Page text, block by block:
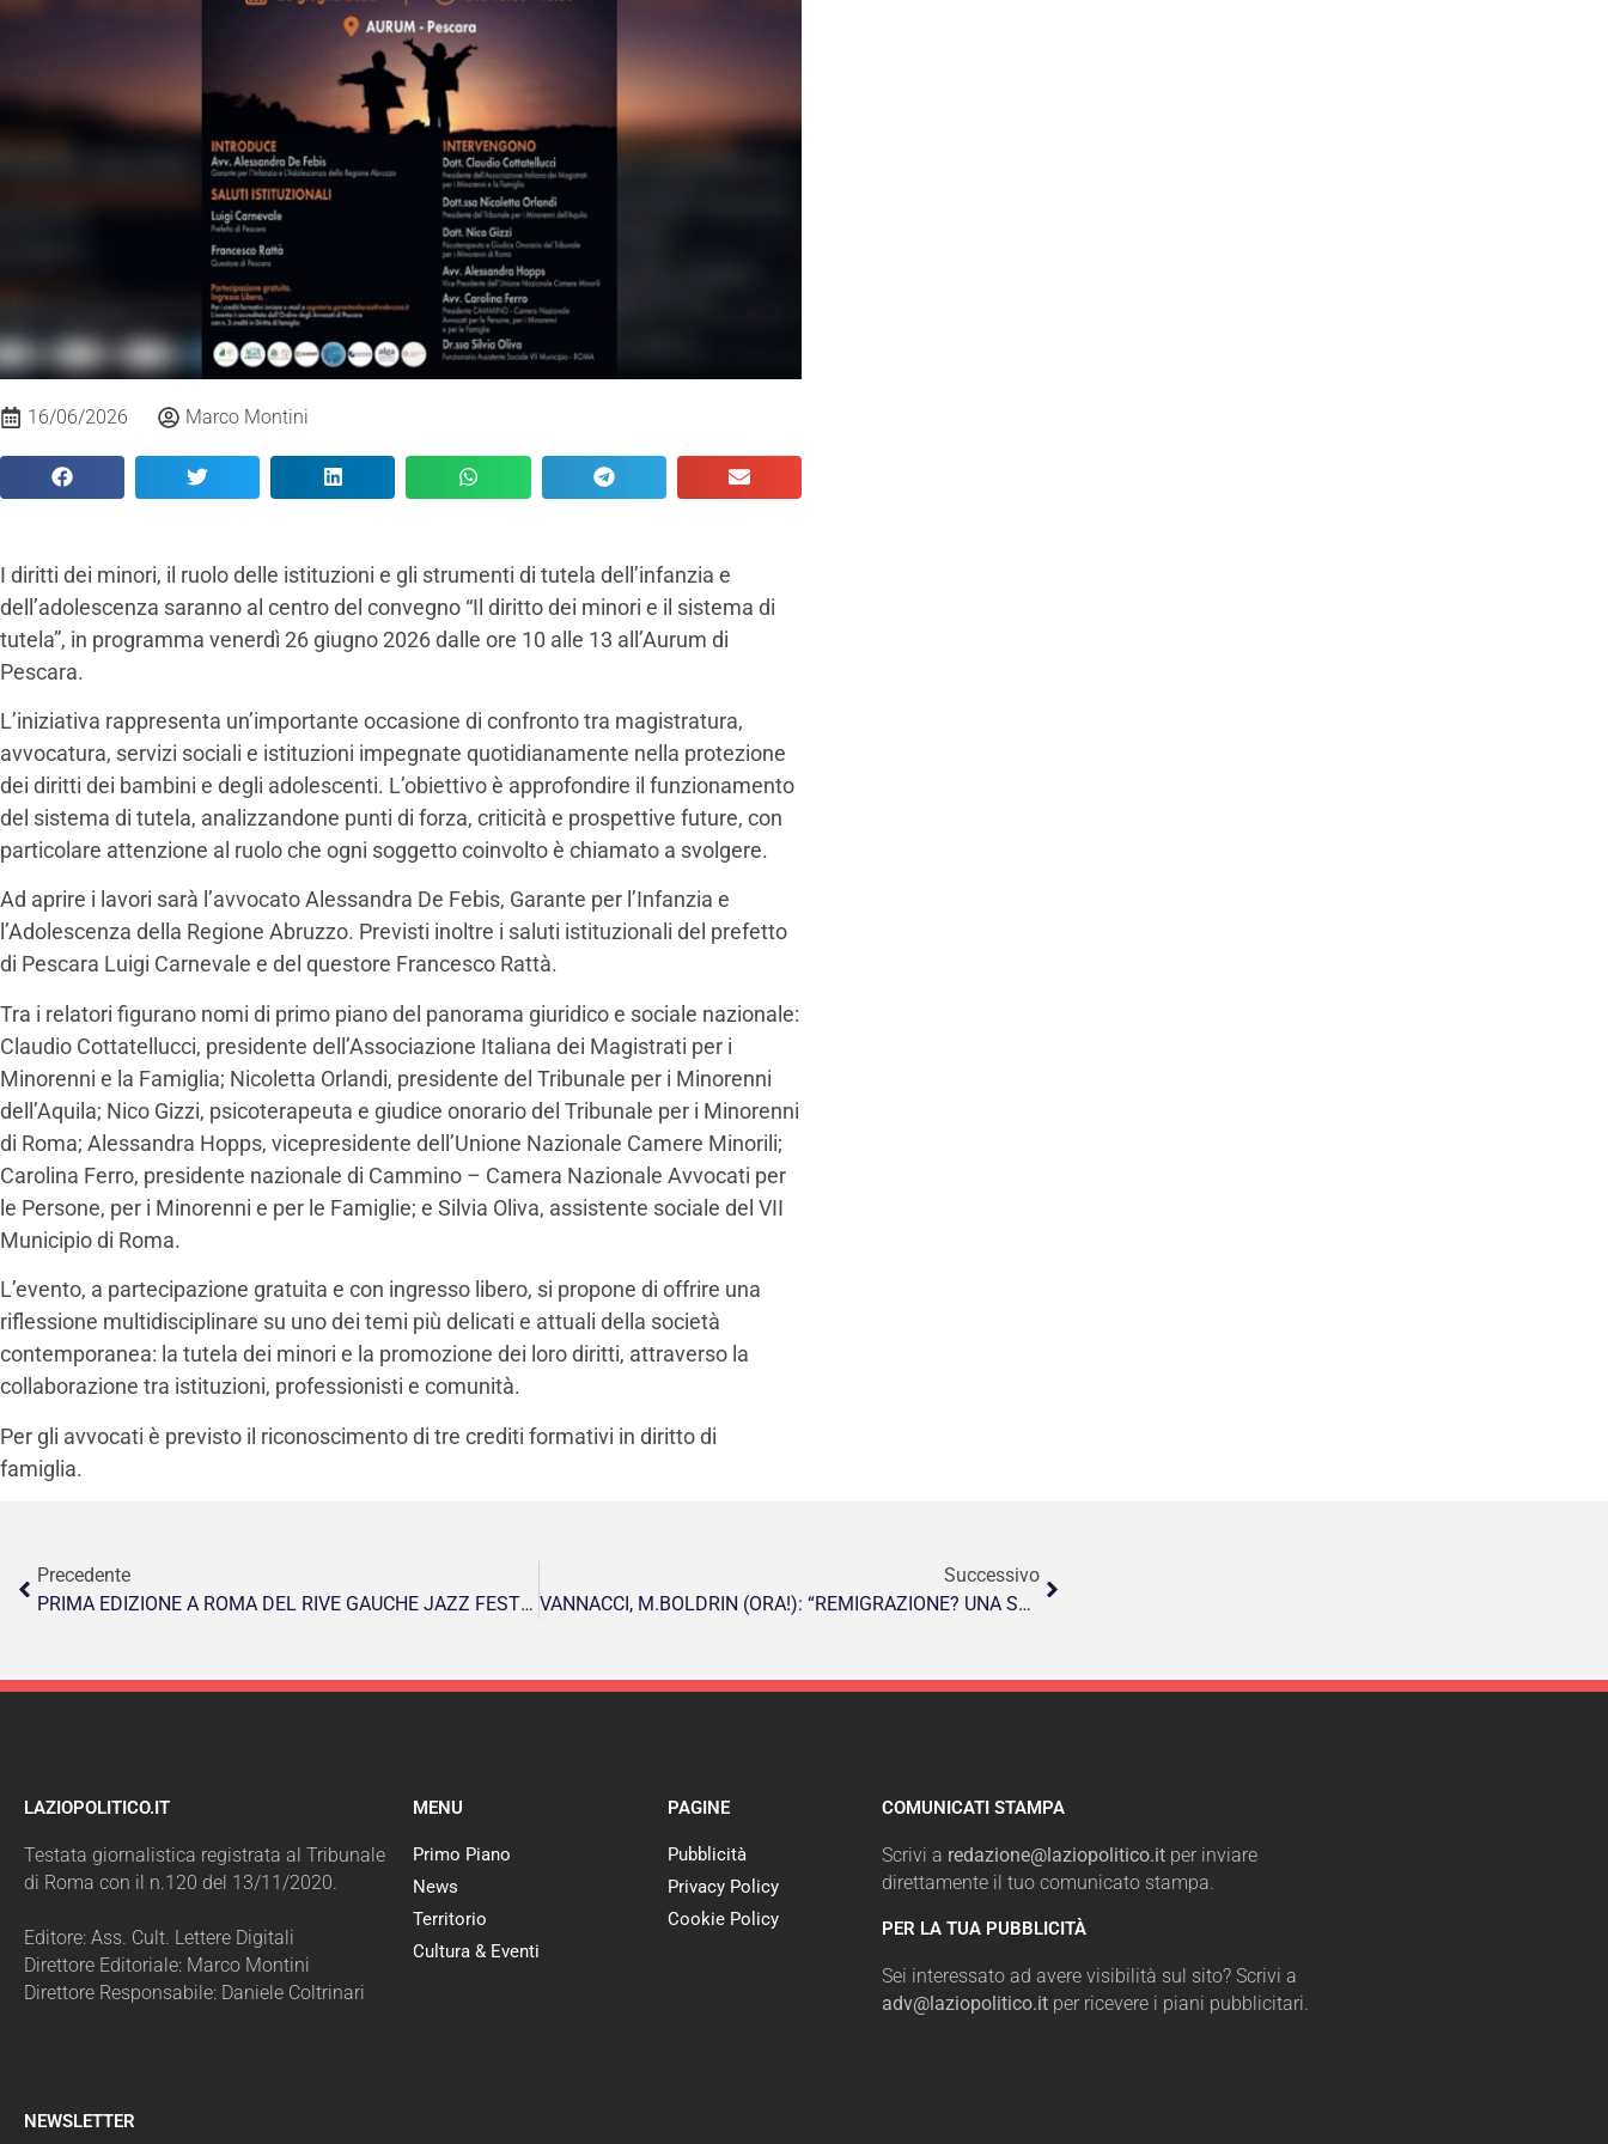
16/06/2026 Marco Montini
I diritti dei minori, il ruolo delle istituzioni e gli strumenti di tutela dell’infanzia e
dell’adolescenza saranno al centro del convegno “Il diritto dei minori e il sistema di
tutela”, in programma venerdì 26 giugno 2026 dalle ore 10 alle 13 all’Aurum di
Pescara.
L’iniziativa rappresenta un’importante occasione di confronto tra magistratura,
avvocatura, servizi sociali e istituzioni impegnate quotidianamente nella protezione
dei diritti dei bambini e degli adolescenti. L’obiettivo è approfondire il funzionamento
del sistema di tutela, analizzandone punti di forza, criticità e prospettive future, con
particolare attenzione al ruolo che ogni soggetto coinvolto è chiamato a svolgere.
Ad aprire i lavori sarà l’avvocato Alessandra De Febis, Garante per l’Infanzia e
l’Adolescenza della Regione Abruzzo. Previsti inoltre i saluti istituzionali del prefetto
di Pescara Luigi Carnevale e del questore Francesco Rattà.
Tra i relatori figurano nomi di primo piano del panorama giuridico e sociale nazionale:
Claudio Cottatellucci, presidente dell’Associazione Italiana dei Magistrati per i
Minorenni e la Famiglia; Nicoletta Orlandi, presidente del Tribunale per i Minorenni
dell’Aquila; Nico Gizzi, psicoterapeuta e giudice onorario del Tribunale per i Minorenni
di Roma; Alessandra Hopps, vicepresidente dell’Unione Nazionale Camere Minorili;
Carolina Ferro, presidente nazionale di Cammino – Camera Nazionale Avvocati per
le Persone, per i Minorenni e per le Famiglie; e Silvia Oliva, assistente sociale del VII
Municipio di Roma.
L’evento, a partecipazione gratuita e con ingresso libero, si propone di offrire una
riflessione multidisciplinare su uno dei temi più delicati e attuali della società
contemporanea: la tutela dei minori e la promozione dei loro diritti, attraverso la
collaborazione tra istituzioni, professionisti e comunità.
Per gli avvocati è previsto il riconoscimento di tre crediti formativi in diritto di
famiglia.
Precedente
PRIMA EDIZIONE A ROMA DEL RIVE GAUCHE JAZZ FESTIVAL DAL 19 AL 21 GIUGNO
Successivo
VANNACCI, M.BOLDRIN (ORA!): “REMIGRAZIONE? UNA SCEMENZA
LAZIOPOLITICO.IT
Testata giornalistica registrata al Tribunale
di Roma con il n.120 del 13/11/2020.
Editore: Ass. Cult. Lettere Digitali
Direttore Editoriale: Marco Montini
Direttore Responsabile: Daniele Coltrinari
MENU
Primo Piano
News
Territorio
Cultura & Eventi
PAGINE
Pubblicità
Privacy Policy
Cookie Policy
COMUNICATI STAMPA
Scrivi a redazione@laziopolitico.itper inviare
direttamente il tuo comunicato stampa.
PER LA TUA PUBBLICITÀ
Sei interessato ad avere visibilità sul sito? Scrivi a
adv@laziopolitico.it per ricevere i piani pubblicitari.
NEWSLETTER